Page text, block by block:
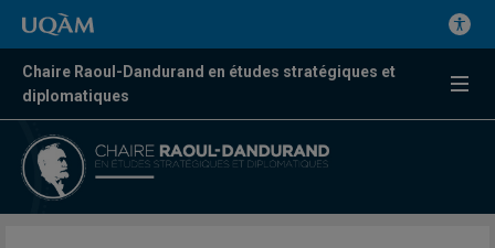
Chaire Raoul-Dandurand en études stratégiques et
diplomatiques